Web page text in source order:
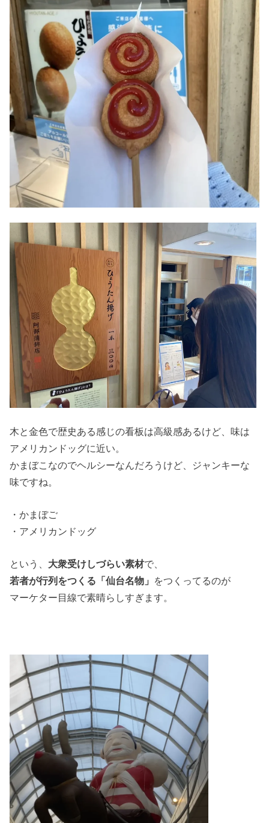
木と金色で歴史ある感じの看板は高級感あるけど、味は
アメリカンドッグに近い。
かまぼこなのでヘルシーなんだろうけど、ジャンキーな
味ですね。
・かまぼご
・アメリカンドッグ
という、 大衆受けしづらい素材で、
若者が行列をつくる「仙台名物」 をつくってるのが
マーケター目線で素晴らしすぎます。